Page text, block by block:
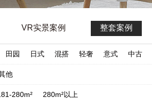
VR实景案例 整套案例
田园 日式 混搭 轻奢 意式 中古
他
280m² 280m²以上